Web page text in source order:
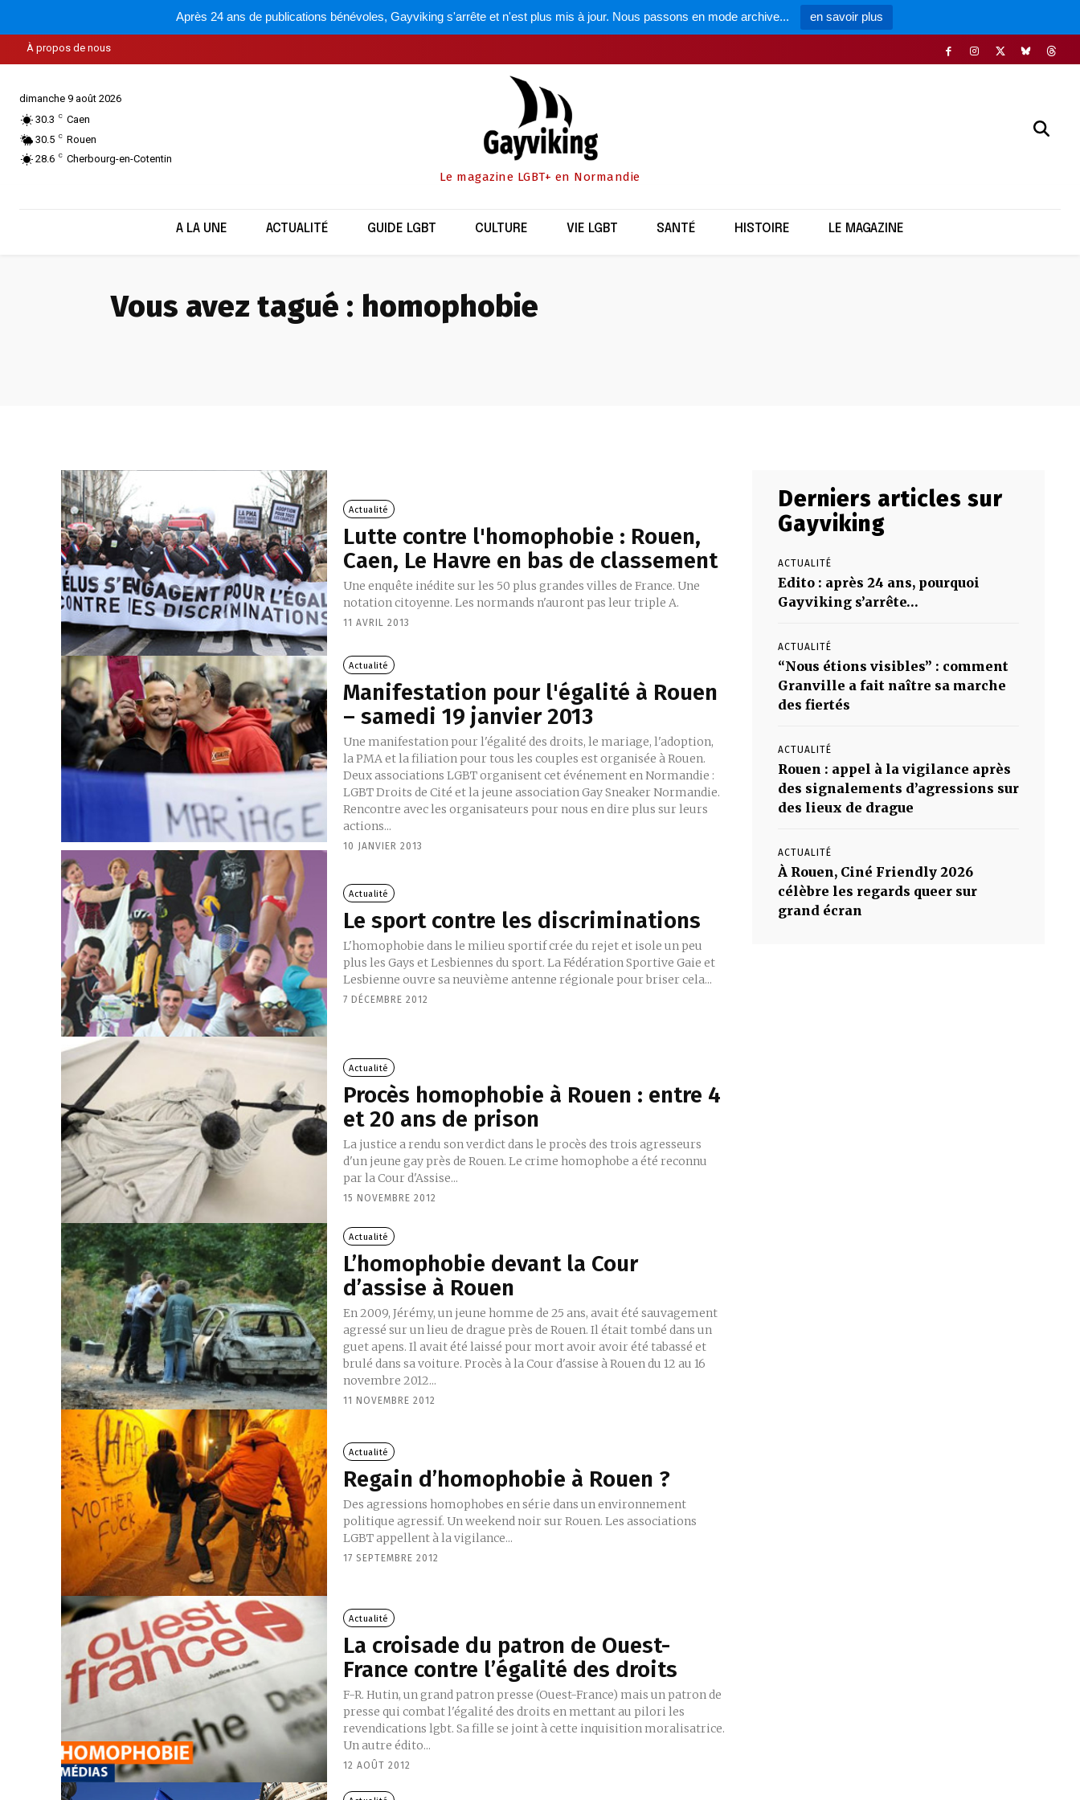
Après 24 ans de publications bénévoles, Gayviking s'arrête et n'est plus mis à jour. Nous passons en mode archive... en savoir plus
À propos de nous
dimanche 9 août 2026
30.3
C Caen
30.5 C Rouen
28.6 C Cherbourg-en-Cotentin
Le magazine LGBT+ en Normandie
A LA UNE ACTUALITÉ GUIDE LGBT CULTURE VIE LGBT SANTÉ HISTOIRE LE MAGAZINE
Vous avez tagué : homophobie
Actualité
Lutte contre l'homophobie : Rouen,
Caen, Le Havre en bas de classement
Une enquête inédite sur les 50 plus grandes villes de France. Une
notation citoyenne. Les normands n'auront pas leur triple A.
11 AVRIL 2013
Actualité
Manifestation pour l'égalité à Rouen
– samedi 19 janvier 2013
Une manifestation pour l'égalité des droits, le mariage, l'adoption,
la PMA et la filiation pour tous les couples est organisée à Rouen.
Deux associations LGBT organisent cet événement en Normandie :
LGBT Droits de Cité et la jeune association Gay Sneaker Normandie.
Rencontre avec les organisateurs pour nous en dire plus sur leurs
actions...
10 JANVIER 2013
Actualité
Le sport contre les discriminations
L'homophobie dans le milieu sportif crée du rejet et isole un peu
plus les Gays et Lesbiennes du sport. La Fédération Sportive Gaie et
Lesbienne ouvre sa neuvième antenne régionale pour briser cela...
7 DÉCEMBRE 2012
Actualité
Procès homophobie à Rouen : entre 4
et 20 ans de prison
La justice a rendu son verdict dans le procès des trois agresseurs
d'un jeune gay près de Rouen. Le crime homophobe a été reconnu
par la Cour d'Assise...
15 NOVEMBRE 2012
Actualité
L’homophobie devant la Cour
d’assise à Rouen
En 2009, Jérémy, un jeune homme de 25 ans, avait été sauvagement
agressé sur un lieu de drague près de Rouen. Il était tombé dans un
guet apens. Il avait été laissé pour mort avoir avoir été tabassé et
brulé dans sa voiture. Procès à la Cour d'assise à Rouen du 12 au 16
novembre 2012...
11 NOVEMBRE 2012
Actualité
Regain d’homophobie à Rouen ?
Des agressions homophobes en série dans un environnement
politique agressif. Un weekend noir sur Rouen. Les associations
LGBT appellent à la vigilance...
17 SEPTEMBRE 2012
Actualité
La croisade du patron de Ouest-
France contre l’égalité des droits
F-R. Hutin, un grand patron presse (Ouest-France) mais un patron de
presse qui combat l'égalité des droits en mettant au pilori les
revendications lgbt. Sa fille se joint à cette inquisition moralisatrice.
Un autre édito...
12 AOÛT 2012
Derniers articles sur
Gayviking
ACTUALITÉ
Edito : après 24 ans, pourquoi
Gayviking s’arrête…
ACTUALITÉ
“Nous étions visibles” : comment
Granville a fait naître sa marche
des fiertés
ACTUALITÉ
Rouen : appel à la vigilance après
des signalements d’agressions sur
des lieux de drague
ACTUALITÉ
À Rouen, Ciné Friendly 2026
célèbre les regards queer sur
grand écran